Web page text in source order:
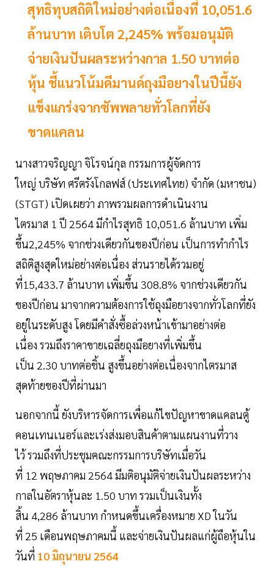
สุทธิทุบสถิติใหม่อย่างต่อเนื่องที่ 10,051.6
ล้านบาท เติบโต 2,245% พร้อมอนุมัติ
จ่ายเงินปันผลระหว่างกาล 1.50 บาทต่อ
หุ้น ชี้แนวโน้มดีมานด์ถุงมือยางในปีนี้ยัง
แข็งแกร่งจากซัพพลายทั่วโลกที่ยัง
ขาดแคลน
นางสาวจริญญา จิโรจน์กุล กรรมการผู้จัดการ
ใหญ่ บริษัท ศรีตรังโกลฟส์ (ประเทศไทย) จำกัด (มหาชน)
(STGT) เปิดเผยว่า ภาพรวมผลการดำเนินงาน
ไตรมาส 1 ปี 2564 มีกำไรสุทธิ 10,051.6 ล้านบาท เพิ่ม
ขึ้น2,245% จากช่วงเดียวกันของปีก่อน เป็นการทำกำไร
สถิติสูงสุดใหม่อย่างต่อเนื่อง ส่วนรายได้รวมอยู่
ที่15,433.7 ล้านบาท เพิ่มขึ้น 308.8% จากช่วงเดียวกัน
ของปีก่อน มาจากความต้องการใช้ถุงมือยางจากทั่วโลกที่ยัง
อยู่ในระดับสูง โดยมีคำสั่งซื้อล่วงหน้าเข้ามาอย่างต่อ
เนื่อง รวมถึงราคาขายเฉลี่ยถุงมือยางที่เพิ่มขึ้น
เป็น 2.30 บาทต่อชิ้น สูงขึ้นอย่างต่อเนื่องจากไตรมาส
สุดท้ายของปีที่ผ่านมา
นอกจากนี้ ยังบริหารจัดการเพื่อแก้ไขปัญหาขาดแคลนตู้
คอนเทนเนอร์และเร่งส่งมอบสินค้าตามแผนงานที่วาง
ไว้ รวมถึงที่ประชุมคณะกรรมการบริษัทเมื่อวัน
ที่ 12 พฤษภาคม 2564 มีมติอนุมัติจ่ายเงินปันผลระหว่าง
กาลในอัตราหุ้นละ 1.50 บาท รวมเป็นเงินทั้ง
สิ้น 4,286 ล้านบาท กำหนดขึ้นเครื่องหมาย XD ในวัน
ที่ 25 เดือนพฤษภาคมนี้ และจ่ายเงินปันผลแก่ผู้ถือหุ้นใน
วันที่ 10 มิถุนายน 2564